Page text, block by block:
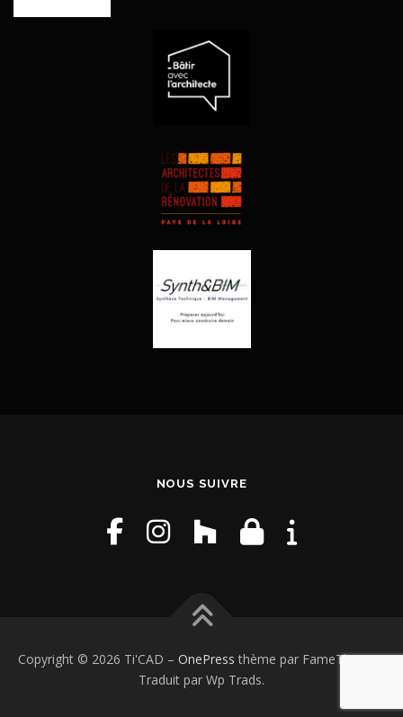
NOUS SUIVRE
Copyright © 2026 Ti'CAD – OnePress thème par FameThemes.
Traduit par Wp Trads.